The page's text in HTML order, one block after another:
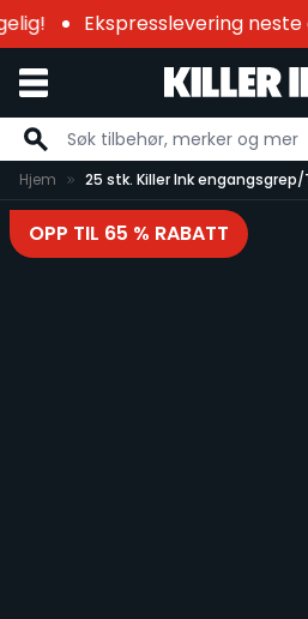
Ekspresslevering
Hopp til innhold
Hjem 25 stk. Killer Ink
OPP TIL 65 % RABATT